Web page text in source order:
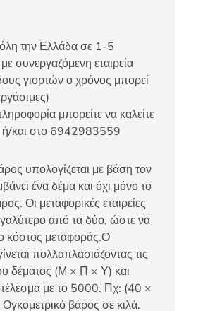
την Ελλάδα σε 1-5
συνεργαζόμενη εταιρεία
γιορτών ο χρόνος μπορεί
μπορείτε να καλείτε
και στο 6942983559
υπολογίζεται με βάση τον
ένα δέμα και όχι μόνο το
Οι μεταφορικές εταιρείες
από τα δύο, ώστε να
κόστος μεταφοράς.Ο
πολλαπλασιάζοντας τις
δέματος (Μ × Π × Υ) και
με το 5000. Πχ: (40 ×
βάρος σε κιλά.